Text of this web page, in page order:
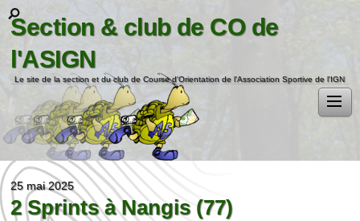
Section & club de CO de
l'ASIGN
Le site de la section et du club de Course d'Orientation de l'Association Sportive de l'IGN
25 mai 2025
2 Sprints à Nangis (77)